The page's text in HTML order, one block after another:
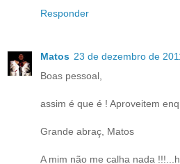
Responder
Matos 23 de dezembro de
Boas pessoal,
assim é que é ! Aproveitem
Grande abraç, Matos
A mim não me calha nada